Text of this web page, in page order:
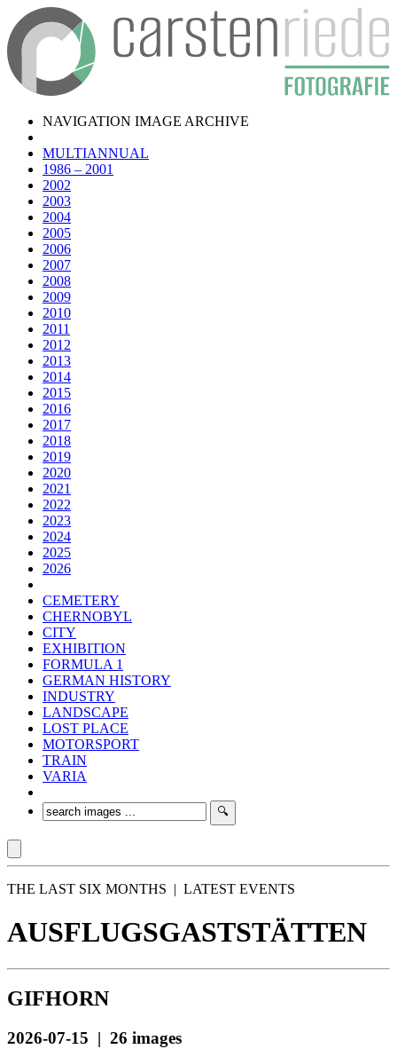
NAVIGATION IMAGE ARCHIVE
MULTIANNUAL
1986 – 2001
2002
2003
2004
2005
2006
2007
2008
2009
2010
2011
2012
2013
2014
2015
2016
2017
2018
2019
2020
2021
2022
2023
2024
2025
2026
CEMETERY
CHERNOBYL
CITY
EXHIBITION
FORMULA 1
GERMAN HISTORY
INDUSTRY
LANDSCAPE
LOST PLACE
MOTORSPORT
TRAIN
VARIA
THE LAST SIX MONTHS | LATEST EVENTS
AUSFLUGSGASTSTÄTTEN
GIFHORN
2026-07-15 | 26 images